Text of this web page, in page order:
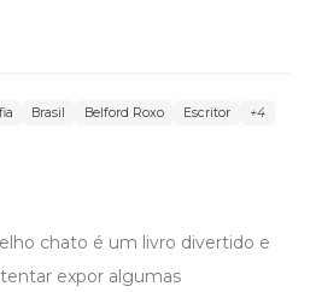
Brasil Belford Roxo Escritor +4
chato é um livro divertido e
expor algumas